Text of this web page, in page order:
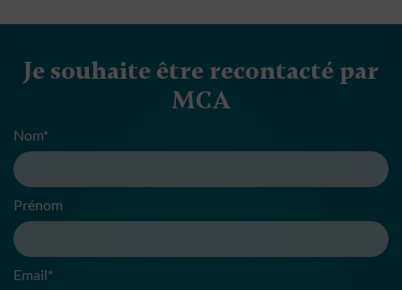
Je souhaite être recontacté par
MCA
Nom*
Prénom
Email*